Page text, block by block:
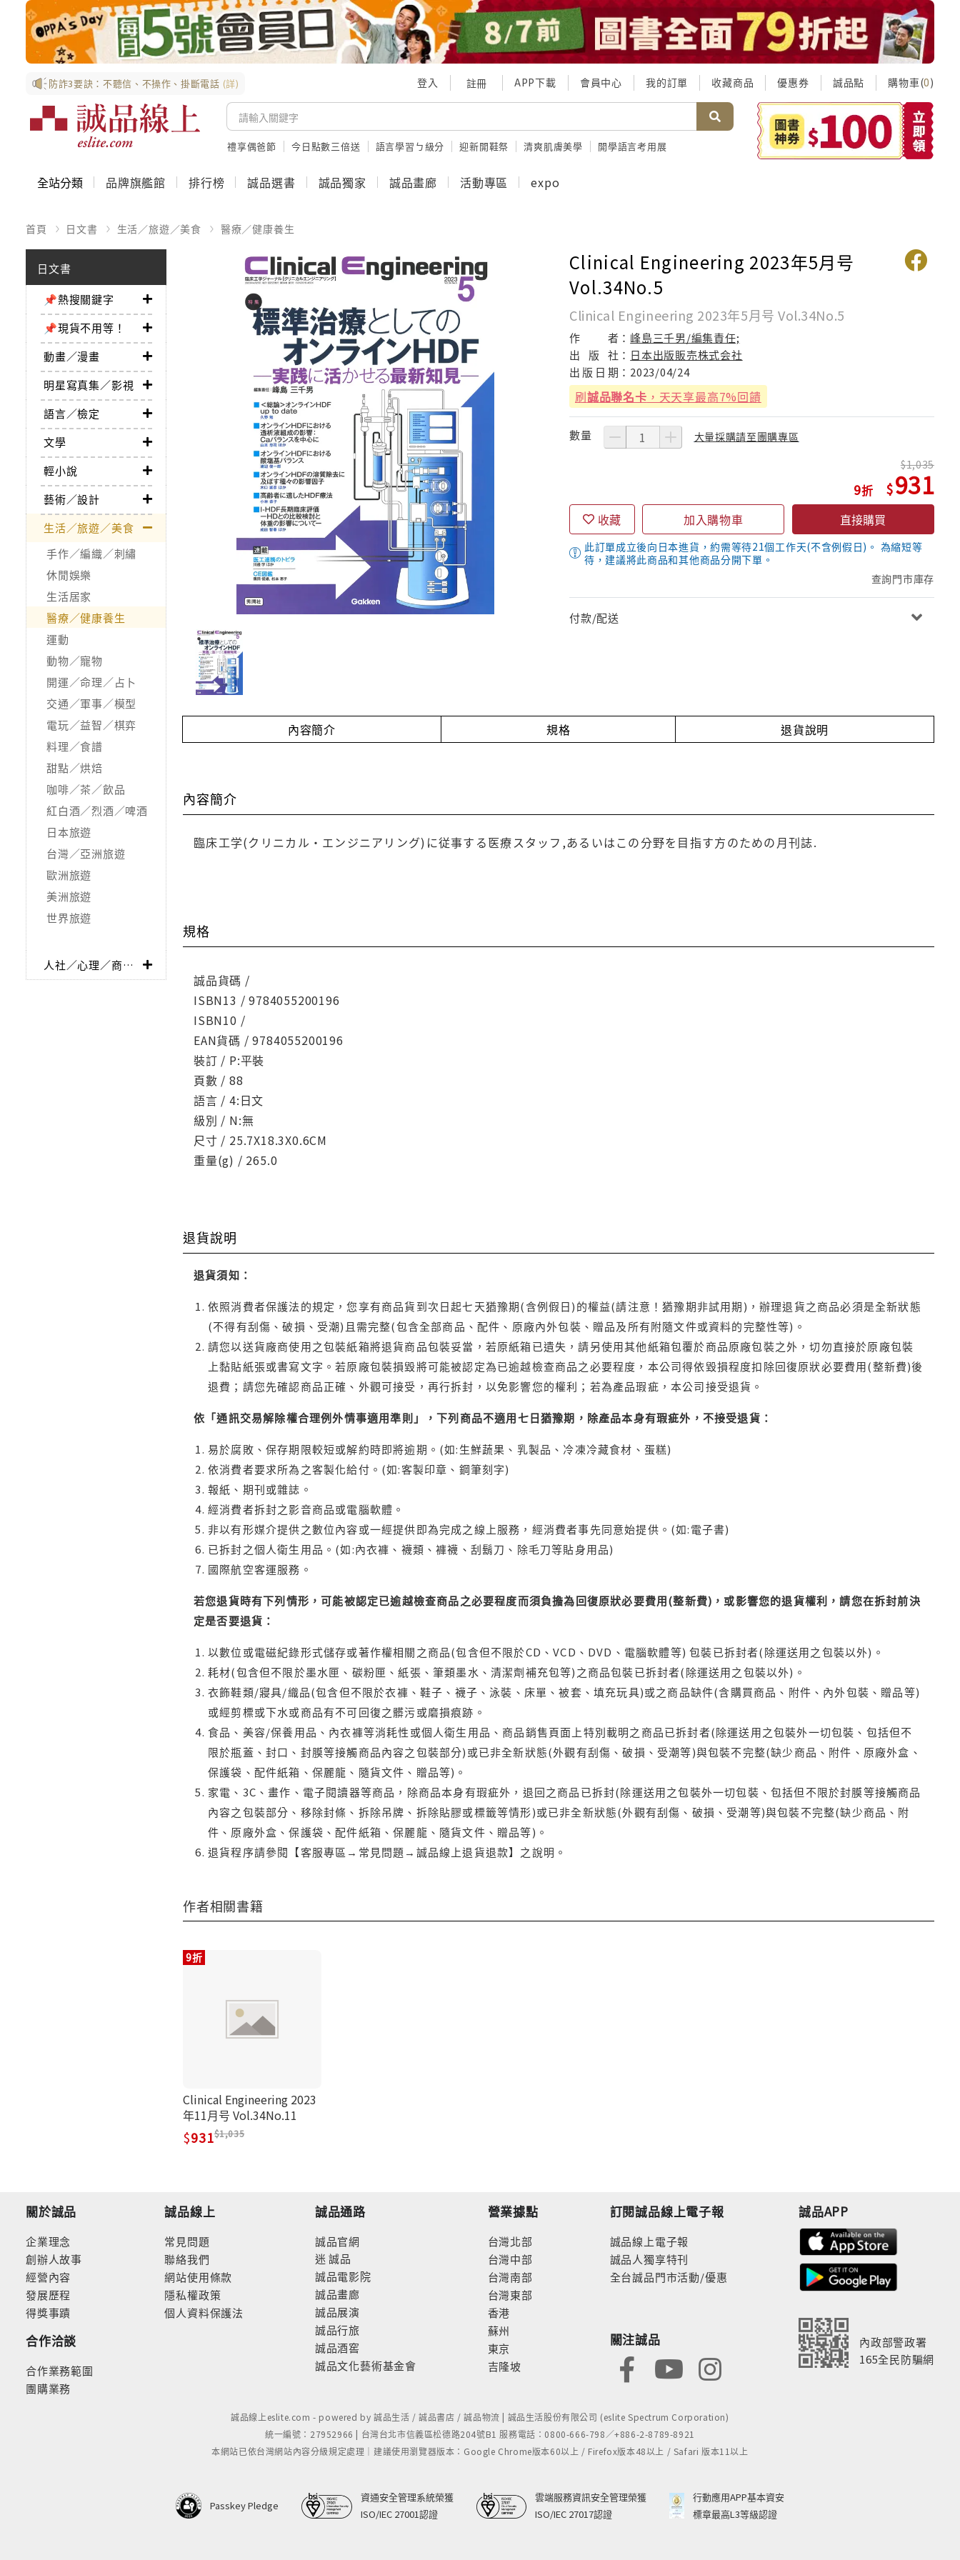
防詐3要訣：不聽信、不操作、掛斷電話 (詳) 登入 註冊 APP下載 會員中心 我的訂單 收藏商品 優惠券 誠品點 購物車(0)
禮享偶爸節 今日點數三倍送 語言學習ㄅ級分 迎新開鞋祭 清爽肌膚美學 開學語言考用展
全站分類 品牌旗艦館 排行榜 誠品選書 誠品獨家 誠品畫廊 活動專區 expo
首頁 日文書 生活／旅遊／美食 醫療／健康養生
日文書
📌熱搜關鍵字
📌現貨不用等！
動畫／漫畫
明星寫真集／影視
語言／檢定
文學
輕小說
藝術／設計
生活／旅遊／美食
手作／編織／刺繡
休閒娛樂
生活居家
醫療／健康養生
運動
動物／寵物
開運／命理／占卜
交通／軍事／模型
電玩／益智／棋弈
料理／食譜
甜點／烘焙
咖啡／茶／飲品
紅白酒／烈酒／啤酒
日本旅遊
台灣／亞洲旅遊
歐洲旅遊
美洲旅遊
世界旅遊
人社／心理／商業／其他
Clinical Engineering 2023年5月号
Vol.34No.5
Clinical Engineering 2023年5月号 Vol.34No.5
作 者： 峰島三千男/編集責任;
出
版 社： 日本出版販売株式会社
出 版 日 期： 2023/04/24
刷誠品聯名卡 ，天天享最高7%回饋
數量 大量採購請至團購專區
9
1,035
931
收藏 加入購物車 直接購買
此訂單成立後向日本進貨，約需等待21個工作天(不含例假日)。 為縮短等
待，建議將此商品和其他商品分開下單。
查詢門市庫存
付款/配送
內容簡介 規格 退貨說明
內容簡介
臨床工学(クリニカル・エンジニアリング)に従事する医療スタッフ,あるいはこの分野を目指す方のための月刊誌.
規格
誠品貨碼 /
ISBN13 / 9784055200196
ISBN10 /
EAN貨碼 / 9784055200196
裝訂 / P:平裝
頁數 / 88
語言 / 4:日文
級別 / N:無
尺寸 / 25.7X18.3X0.6CM
重量(g) / 265.0
退貨說明
退貨須知：
依照消費者保護法的規定，您享有商品貨到次日起七天猶豫期(含例假日)的權益(請注意！猶豫期非試用期)，辦理退貨之商品必須是全新狀態
(不得有刮傷、破損、受潮)且需完整(包含全部商品、配件、原廠內外包裝、贈品及所有附隨文件或資料的完整性等)。
請您以送貨廠商使用之包裝紙箱將退貨商品包裝妥當，若原紙箱已遺失，請另使用其他紙箱包覆於商品原廠包裝之外，切勿直接於原廠包裝
上黏貼紙張或書寫文字。若原廠包裝損毀將可能被認定為已逾越檢查商品之必要程度，本公司得依毀損程度扣除回復原狀必要費用(整新費)後
退費；請您先確認商品正確、外觀可接受，再行拆封，以免影響您的權利；若為產品瑕疵，本公司接受退貨。
依「通訊交易解除權合理例外情事適用準則」，下列商品不適用七日猶豫期，除產品本身有瑕疵外，不接受退貨：
易於腐敗、保存期限較短或解約時即將逾期。(如:生鮮蔬果、乳製品、冷凍冷藏食材、蛋糕)
依消費者要求所為之客製化給付。(如:客製印章、鋼筆刻字)
報紙、期刊或雜誌。
經消費者拆封之影音商品或電腦軟體。
非以有形媒介提供之數位內容或一經提供即為完成之線上服務，經消費者事先同意始提供。(如:電子書)
已拆封之個人衛生用品。(如:內衣褲、襪類、褲襪、刮鬍刀、除毛刀等貼身用品)
國際航空客運服務。
若您退貨時有下列情形，可能被認定已逾越檢查商品之必要程度而須負擔為回復原狀必要費用(整新費)，或影響您的退貨權利，請您在拆封前決
定是否要退貨：
以數位或電磁紀錄形式儲存或著作權相關之商品(包含但不限於CD、VCD、DVD、電腦軟體等) 包裝已拆封者(除運送用之包裝以外)。
耗材(包含但不限於墨水匣、碳粉匣、紙張、筆類墨水、清潔劑補充包等)之商品包裝已拆封者(除運送用之包裝以外)。
衣飾鞋類/寢具/織品(包含但不限於衣褲、鞋子、襪子、泳裝、床單、被套、填充玩具)或之商品缺件(含購買商品、附件、內外包裝、贈品等)
或經剪標或下水或商品有不可回復之髒污或磨損痕跡。
食品、美容/保養用品、內衣褲等消耗性或個人衛生用品、商品銷售頁面上特別載明之商品已拆封者(除運送用之包裝外一切包裝、包括但不
限於瓶蓋、封口、封膜等接觸商品內容之包裝部分)或已非全新狀態(外觀有刮傷、破損、受潮等)與包裝不完整(缺少商品、附件、原廠外盒、
保護袋、配件紙箱、保麗龍、隨貨文件、贈品等)。
家電、3C、畫作、電子閱讀器等商品，除商品本身有瑕疵外，退回之商品已拆封(除運送用之包裝外一切包裝、包括但不限於封膜等接觸商品
內容之包裝部分、移除封條、拆除吊牌、拆除貼膠或標籤等情形)或已非全新狀態(外觀有刮傷、破損、受潮等)與包裝不完整(缺少商品、附
件、原廠外盒、保護袋、配件紙箱、保麗龍、隨貨文件、贈品等)。
退貨程序請參閱【客服專區→常見問題→誠品線上退貨退款】之說明。
作者相關書籍
9折
Clinical Engineering 2023
年11月号 Vol.34No.11
931 1,035
關於誠品
企業理念
創辦人故事
經營內容
發展歷程
得獎事蹟
合作洽談
合作業務範圍
團購業務
誠品線上
常見問題
聯絡我們
網站使用條款
隱私權政策
個人資料保護法
誠品通路
誠品官網
迷 誠品
誠品電影院
誠品畫廊
誠品展演
誠品行旅
誠品酒窖
誠品文化藝術基金會
營業據點
台灣北部
台灣中部
台灣南部
台灣東部
香港
蘇州
東京
吉隆坡
訂閱誠品線上電子報
誠品線上電子報
誠品人獨享特刊
全台誠品門市活動/優惠
關注誠品
誠品APP
內政部警政署
165全民防騙網
誠品線上eslite.com - powered by 誠品生活 / 誠品書店 / 誠品物流 | 誠品生活股份有限公司 (eslite Spectrum Corporation)
統一編號：27952966 | 台灣台北市信義區松德路204號B1 服務電話：0800-666-798／+886-2-8789-8921
本網站已依台灣網站內容分級規定處理｜建議使用瀏覽器版本：Google Chrome版本60以上 / Firefox版本48以上 / Safari 版本11以上
Passkey Pledge
資通安全管理系統榮獲
ISO/IEC 27001認證
雲端服務資訊安全管理榮獲
ISO/IEC 27017認證
行動應用APP基本資安
標章最高L3等級認證